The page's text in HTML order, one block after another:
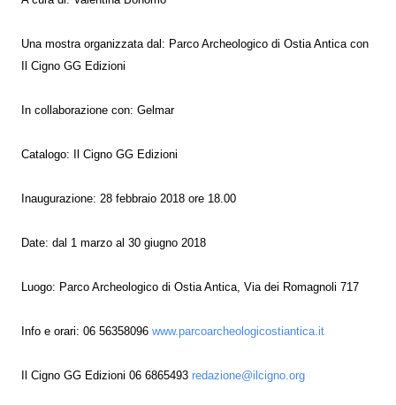
Una mostra organizzata dal: Parco Archeologico di Ostia Antica con
Il Cigno GG Edizioni
In collaborazione con: Gelmar
Catalogo: Il Cigno GG Edizioni
Inaugurazione: 28 febbraio 2018 ore 18.00
Date: dal 1 marzo al 30 giugno 2018
Luogo: Parco Archeologico di Ostia Antica, Via dei Romagnoli 717
Info e orari: 06 56358096 www.parcoarcheologicostiantica.it
Il Cigno GG Edizioni 06 6865493 redazione@ilcigno.org